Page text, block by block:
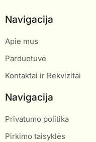
Navigacija
Apie mus
Parduotuvė
Kontaktai ir Rekvizitai
Navigacija
Privatumo politika
Pirkimo taisyklės